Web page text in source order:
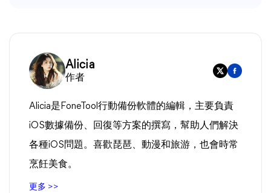
Alicia
作者
Alicia是FoneTool行動備份軟體的編輯，主要負責
iOS數據備份、回復等方案的撰寫，幫助人們解決
各種iOS問題。喜歡琵琶、動漫和旅游，也會時常
烹飪美食。
更多 >>